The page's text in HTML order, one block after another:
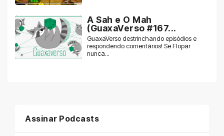
A Sah e O Mah
(GuaxaVerso #167...
GuaxaVerso destrinchando episódios e
respondendo comentários! Se Flopar
nunca...
Assinar Podcasts